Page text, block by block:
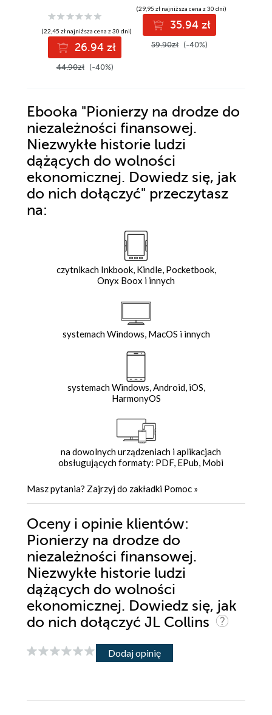
gwarantowanej
satysfakcji
(22,45 zł najniższa cena z 30 dni)
26.94 zł
44.90zł (-40%)
(29,95 zł najniższa cena z 30 dni)
35.94 zł
59.90zł (-40%)
Ebooka "Pionierzy na drodze do
niezależności finansowej.
Niezwykłe historie ludzi
dążących do wolności
ekonomicznej. Dowiedz się, jak
do nich dołączyć" przeczytasz
na:
czytnikach Inkbook, Kindle, Pocketbook,
Onyx Boox i innych
systemach Windows, MacOS i innych
systemach Windows, Android, iOS,
HarmonyOS
na dowolnych urządzeniach i aplikacjach
obsługujących formaty: PDF, EPub, Mobi
Masz pytania? Zajrzyj do zakładki Pomoc »
Oceny i opinie klientów:
Pionierzy na drodze do
niezależności finansowej.
Niezwykłe historie ludzi
dążących do wolności
ekonomicznej. Dowiedz się, jak
do nich dołączyć JL Collins
Dodaj opinię